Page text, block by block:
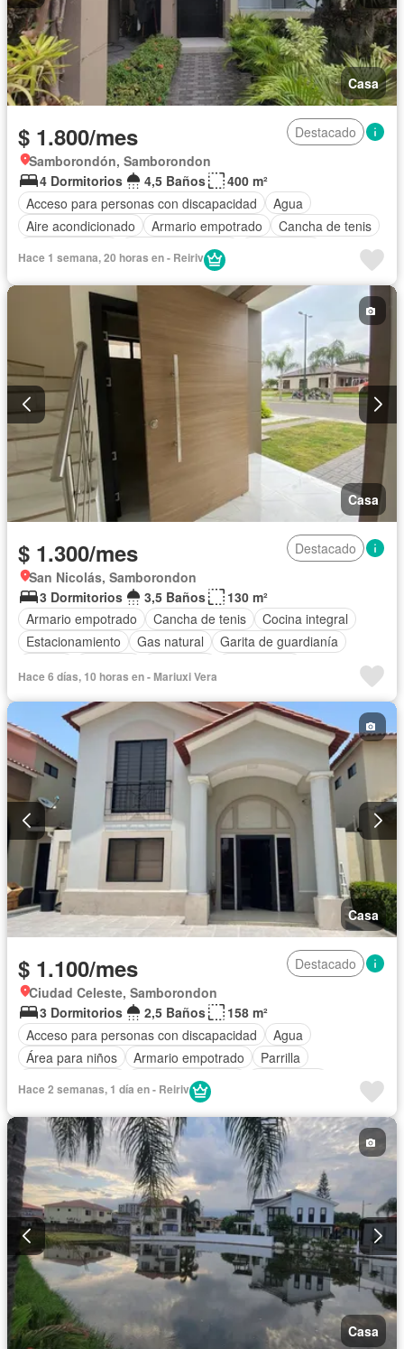
Casa
$ 1.800/mes
Destacado
Samborondón, Samborondon
4 Dormitorios
4,5 Baños
400 m²
Acceso para personas con discapacidad
Agua
Aire acondicionado
Armario empotrado
Cancha de tenis
Cuarto de servicio
Garita de guardianía
Patio
Seguridad
Hace 1 semana, 20 horas en - Reiriv
Casa
$ 1.300/mes
Destacado
San Nicolás, Samborondon
3 Dormitorios
3,5 Baños
130 m²
Armario empotrado
Cancha de tenis
Cocina integral
Estacionamiento
Gas natural
Garita de guardianía
Hace 6 días, 10 horas en - Mariuxi Vera
Casa
$ 1.100/mes
Destacado
Ciudad Celeste, Samborondon
3 Dormitorios
2,5 Baños
158 m²
Acceso para personas con discapacidad
Agua
Área para niños
Armario empotrado
Parrilla
Cuarto de servicio
Gimnasio Garita de guardianía
Jardín
Patio
Piscina Seguridad
Hace 2 semanas, 1 día en - Reiriv
Casa